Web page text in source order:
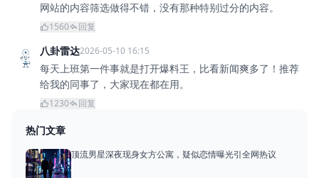
网站的内容筛选做得不错，没有那种特别过分的内容。
1560 回复
八卦雷达2026-05-10 16:15
每天上班第一件事就是打开爆料王，比看新闻爽多了！推荐
给我的同事了，大家现在都在用。
1230 回复
热门文章
顶流男星深夜现身女方公寓，疑似恋情曝光引全网热议